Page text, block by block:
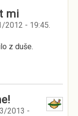
mi
2012 - 19:45.
z duše.
2013 -